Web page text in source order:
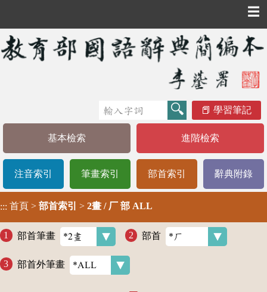
☰
學習筆記
基本檢索 進階檢索
注音索引 筆畫索引 部首索引 辭典附錄
::: 首頁 > 部首索引 > 2畫 / 厂 部 ALL
部首筆畫 部首
部首外筆畫